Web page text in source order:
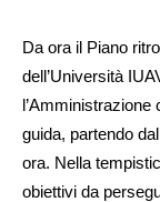
Da ora il Piano
dell’Università
guida, partendo
ora. Nella
obiettivi da